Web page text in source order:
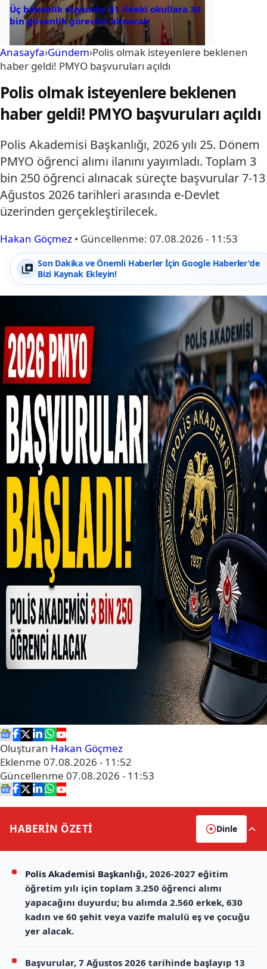
Üç bakanlık duyurdu: 81 ildeki okullara 30
bin güvenlik görevlisi alınacak
Anasayfa›Gündem›Polis olmak isteyenlere beklenen
haber geldi! PMYO başvuruları açıldı
Polis olmak isteyenlere beklenen
haber geldi! PMYO başvuruları açıldı
Polis Akademisi Başkanlığı, 2026 yılı 25. Dönem
PMYO öğrenci alımı ilanını yayımladı. Toplam 3
bin 250 öğrenci alınacak süreçte başvurular 7-13
Ağustos 2026 tarihleri arasında e-Devlet
üzerinden gerçekleştirilecek.
Hakan Göçmez • Güncellenme: 07.08.2026 - 11:53
Son Dakika ve Önemli Haberler İçin Google Haberler'de
Bizi Kaynak Ekleyin!
Oluşturan Hakan Göçmez
Eklenme 07.08.2026 - 11:52
Güncellenme 07.08.2026 - 11:53
HABERİN ÖZETİ Dinle
Polis Akademisi Başkanlığı, 2026-2027 eğitim
öğretim yılı için toplam 3.250 öğrenci alımı
yapacağını duyurdu; bu alımda 2.560 erkek, 630
kadın ve 60 şehit veya vazife malulü eş ve çocuğu
yer alacak.
Başvurular, 7 Ağustos 2026 tarihinde başlayıp 13